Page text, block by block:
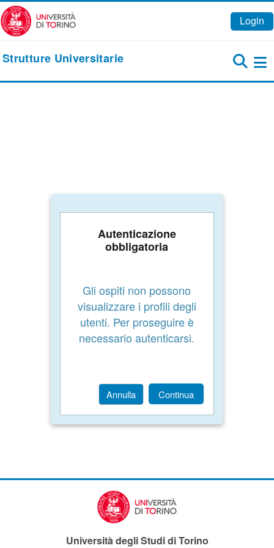
Vai al contenuto principale
Login
Strutture Universitarie
Autenticazione
obbligatoria
Gli ospiti non possono
visualizzare i profili degli
utenti. Per proseguire è
necessario autenticarsi.
Annulla Continua
Università degli Studi di Torino